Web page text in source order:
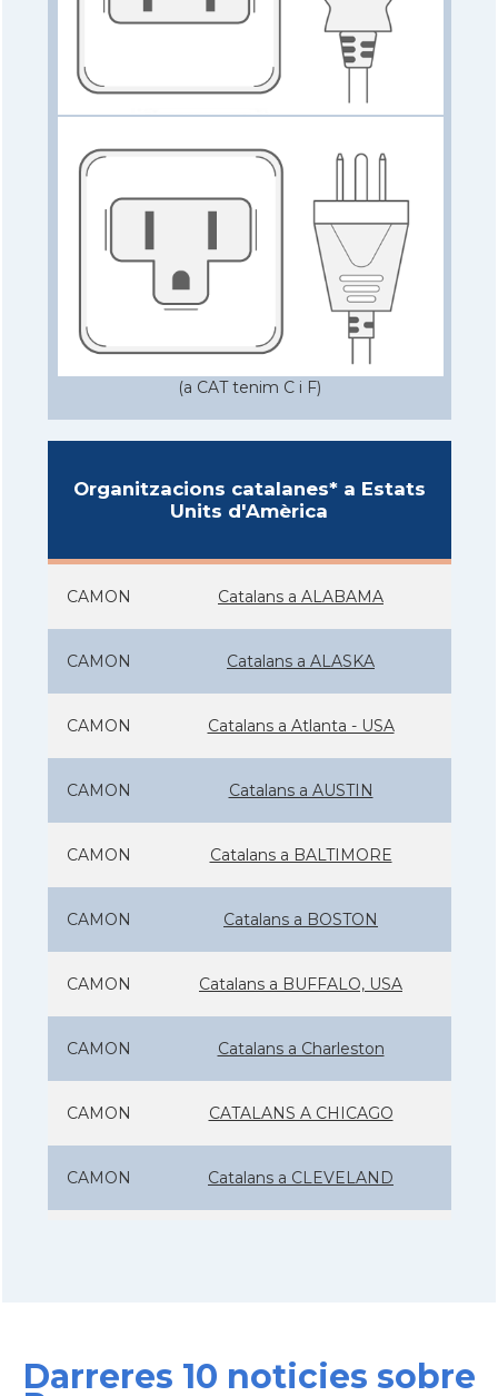
(a CAT tenim C i F)
Organitzacions catalanes* a Estats
Units d'Amèrica
CAMON Catalans a ALABAMA
CAMON Catalans a ALASKA
CAMON Catalans a Atlanta - USA
CAMON Catalans a AUSTIN
CAMON Catalans a BALTIMORE
CAMON Catalans a BOSTON
CAMON Catalans a BUFFALO, USA
CAMON Catalans a Charleston
CAMON CATALANS A CHICAGO
CAMON Catalans a CLEVELAND
CAMON Catalans a CONNECTICUT
Darreres 10 noticies sobre